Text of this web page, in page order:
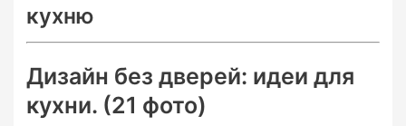
кухню
Дизайн без дверей: идеи для
кухни. (21 фото)